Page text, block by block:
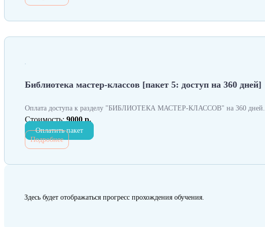
Библиотека мастер-классов [пакет 5: доступ на 360 дней]
Оплата доступа к разделу "БИБЛИОТЕКА МАСТЕР-КЛАССОВ" на 360 дней.
Стоимость: 9000 р.
Оплатить пакет
Подробнее
Здесь будет отображаться прогресс прохождения обучения.